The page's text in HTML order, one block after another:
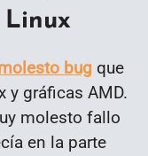
Linux
bug que
y gráficas AMD.
molesto fallo
en la parte